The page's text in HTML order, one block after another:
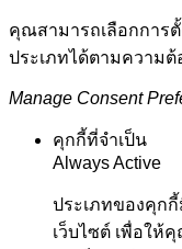
คุณสามารถเลือกการ
ประเภทได้ตามความต้
Manage Consent
คุกกี้ที่จำเป็น
Always Active
ประเภทของคุก
เว็บไซต์ เพื่อให้